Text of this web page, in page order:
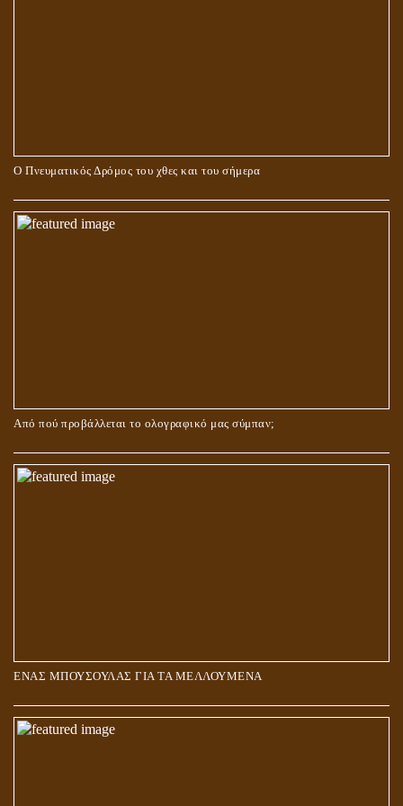
Ο Πνευματικός Δρόμος του χθες και του σήμερα
Από πού προβάλλεται το ολογραφικό μας σύμπαν;
ΕΝΑΣ ΜΠΟΥΣΟΥΛΑΣ ΓΙΑ ΤΑ ΜΕΛΛΟΥΜΕΝΑ
ΚΑΙ ΜΕ ΕΝΑΡΕΤΗ ΖΩΗ;
ΑΓΑΠΗ: ΚΑΤΑΣΤΑΣΗ Ή ΣΥΝΑΙΣΘΗΜΑ?
Η ΕΠΑΦΗ ΜΕ ΤΟ ΠΝΕΥΜΑ